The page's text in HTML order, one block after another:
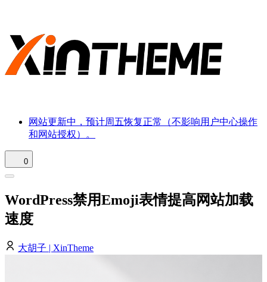
网站更新中，预计周五恢复正常（不影响用户中心操作
和网站授权）。
0
WordPress禁用Emoji表情提高网站加载
速度
大胡子 | XinTheme